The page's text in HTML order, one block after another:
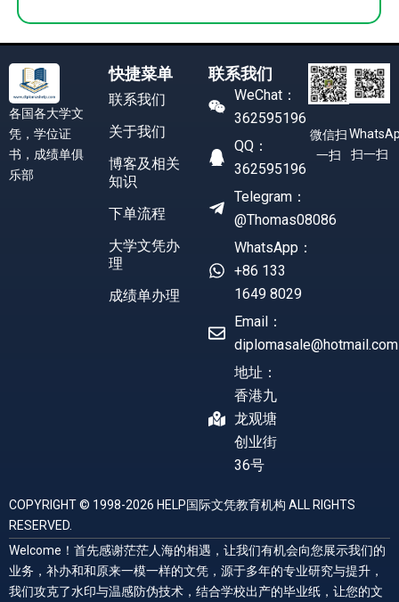
各国各大学文
凭，学位证
书，成绩单俱
乐部
快捷菜单
联系我们
关于我们
博客及相关
知识
下单流程
大学文凭办
理
成绩单办理
联系我们
WeChat：
362595196
QQ：
362595196
Telegram：
@Thomas08086
WhatsApp：
+86 133
1649 8029
Email：
diplomasale@hotmail.com
地址：
香港九
龙观塘
创业街
36号
微信扫
一扫
扫一扫
COPYRIGHT © 1998-2026 HELP国际文凭教育机构 ALL RIGHTS
RESERVED.
Welcome！首先感谢茫茫人海的相遇，让我们有机会向您展示我们的
业务，补办和和原来一模一样的文凭，源于多年的专业研究与提升，
我们攻克了水印与温感防伪技术，结合学校出产的毕业纸，让您的文